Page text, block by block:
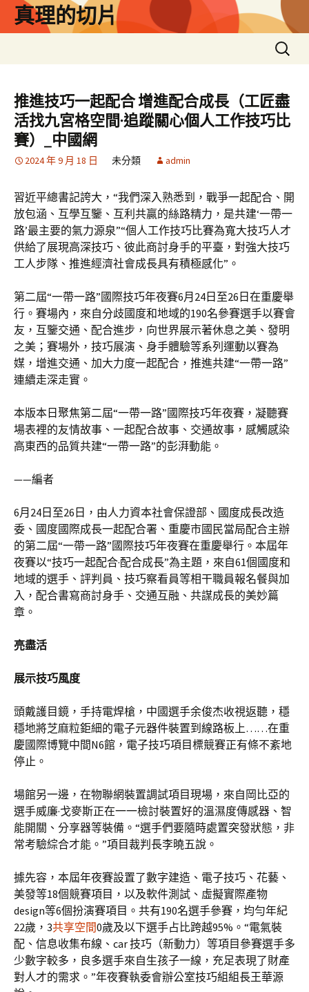
真理的切片
搜
尋
鍵
字:
推進技巧一起配合 增進配合成長（工匠盡
活找九宮格空間·追蹤關心個人工作技巧比
賽）_中國網
2024 年 9 月 18 日 未分類 admin
習近平總書記誇大，“我們深入熟悉到，戰爭一起配合、開
放包涵、互學互鑒、互利共贏的絲路精力，是共建‘一帶一
路’最主要的氣力源泉”“個人工作技巧比賽為寬大技巧人才
供給了展現高深技巧、彼此商討身手的平臺，對強大技巧
工人步隊、推進經濟社會成長具有積極感化”。
第二屆“一帶一路”國際技巧年夜賽6月24日至26日在重慶舉
行。賽場內，來自分歧國度和地域的190名參賽選手以賽會
友，互鑒交通、配合進步，向世界展示著休息之美、發明
之美；賽場外，技巧展演、身手體驗等系列運動以賽為
媒，增進交通、加大力度一起配合，推進共建“一帶一路”
連續走深走實。
本版本日聚焦第二屆“一帶一路”國際技巧年夜賽，凝聽賽
場表裡的友情故事、一起配合故事、交通故事，感觸感染
高東西的品質共建“一帶一路”的彭湃動能。
——編者
6月24日至26日，由人力資本社會保證部、國度成長改造
委、國度國際成長一起配合署、重慶市國民當局配合主辦
的第二屆“一帶一路”國際技巧年夜賽在重慶舉行。本屆年
夜賽以“技巧一起配合·配合成長”為主題，來自61個國度和
地域的選手、評判員、技巧察看員等相干職員報名餐與加
入，配合書寫商討身手、交通互融、共謀成長的美妙篇
章。
亮盡活
展示技巧風度
頭戴護目鏡，手持電焊槍，中國選手余俊杰收視返聽，穩
穩地將芝麻粒鉅細的電子元器件裝置到線路板上……在重
慶國際博覽中間N6館，電子技巧項目標競賽正有條不紊地
停止。
場館另一邊，在物聯網裝置調試項目現場，來自岡比亞的
選手威廉·戈麥斯正在一一檢討裝置好的溫濕度傳感器、智
能開關、分享器等裝備。“選手們要隨時處置突發狀態，非
常考驗綜合才能。”項目裁判長李曉五說。
據先容，本屆年夜賽設置了數字建造、電子技巧、花藝、
美發等18個競賽項目，以及軟件測試、虛擬實際產物
design等6個扮演賽項目。共有190名選手參賽，均勻年紀
22歲，3共享空間0歲及以下選手占比跨越95%。“電氣裝
配、信息收集布線、car 技巧（新動力）等項目參賽選手多
少數字較多，良多選手來自生孩子一線，充足表現了財產
對人才的需求。”年夜賽執委會辦公室技巧組組長王華源